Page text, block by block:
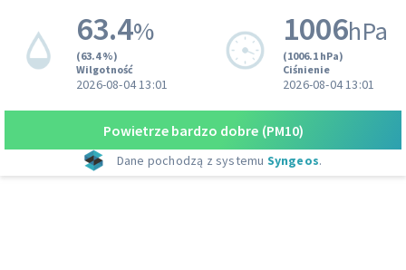
63.4%
(63.4 %)
Wilgotność
2026-08-04 13:01
1006hPa
(1006.1 hPa)
Ciśnienie
2026-08-04 13:01
Powietrze bardzo dobre (PM10)
Dane pochodzą z systemu Syngeos.